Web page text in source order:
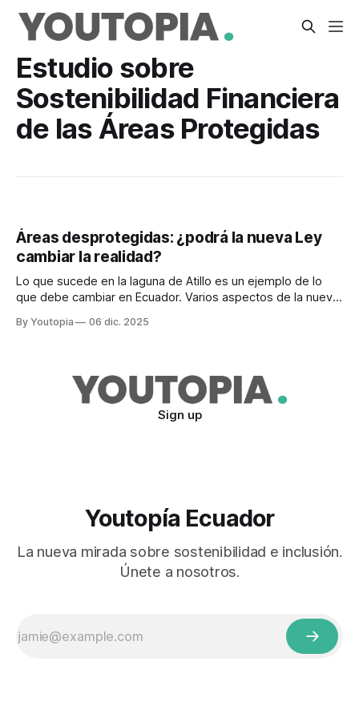
Estudio sobre
Sostenibilidad Financiera
de las Áreas Protegidas
Áreas desprotegidas: ¿podrá la nueva Ley
cambiar la realidad?
Lo que sucede en la laguna de Atillo es un ejemplo de lo
que debe cambiar en Ecuador. Varios aspectos de la nueva
By Youtopia 06 dic. 2025
Sign up
Youtopía Ecuador
La nueva mirada sobre sostenibilidad e inclusión.
Únete a nosotros.